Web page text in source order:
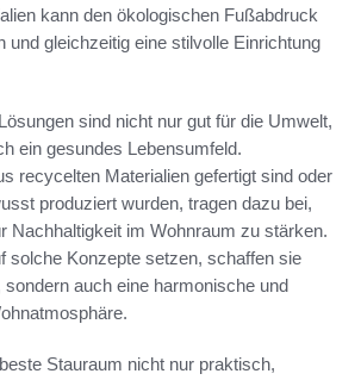
kann den ökologischen Fußabdruck
und gleichzeitig eine stilvolle Einrichtung
sind nicht nur gut für die Umwelt,
ein gesundes Lebensumfeld.
recycelten Materialien gefertigt sind oder
produziert wurden, tragen dazu bei,
Nachhaltigkeit im Wohnraum zu stärken.
solche Konzepte setzen, schaffen sie
auch eine harmonische und
Stauraum nicht nur praktisch,